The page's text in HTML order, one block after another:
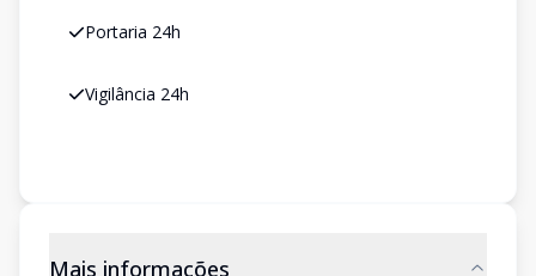
Portaria 24h
Vigilância 24h
Mais informações